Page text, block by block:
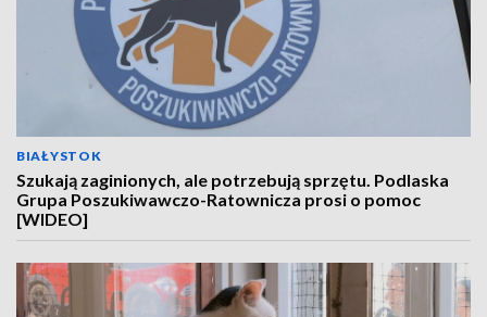
BIAŁYSTOK
Szukają zaginionych, ale potrzebują sprzętu. Podlaska
Grupa Poszukiwawczo-Ratownicza prosi o pomoc
[WIDEO]